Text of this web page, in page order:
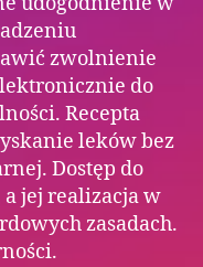
zwolnienie
do
Recepta
leków bez
Dostęp do
jej realizacja w
zasadach.